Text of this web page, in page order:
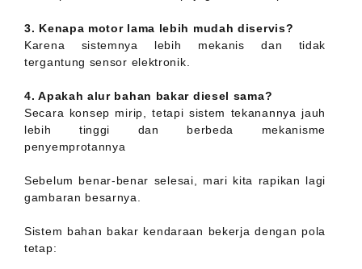
3. Kenapa motor lama lebih mudah diservis?
Karena sistemnya lebih mekanis dan tidak
tergantung sensor elektronik.
4. Apakah alur bahan bakar diesel sama?
Secara konsep mirip, tetapi sistem tekanannya jauh
lebih tinggi dan berbeda mekanisme
penyemprotannya
Sebelum benar-benar selesai, mari kita rapikan lagi
gambaran besarnya.
Sistem bahan bakar kendaraan bekerja dengan pola
tetap: